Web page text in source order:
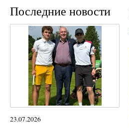
Последние новости
23.07.2026